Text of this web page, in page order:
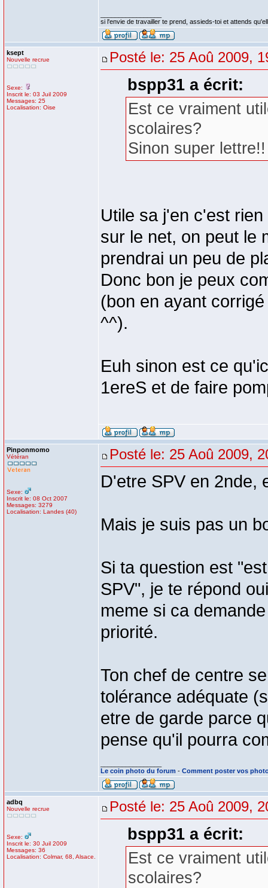
si l'envie de travailler te prend, assieds-toi et attends
ksept
Nouvelle recrue
Sexe:
Inscrit le: 03 Juil 2009
Messages: 25
Localisation: Oise
Posté le: 25 Aoû 2009,
bspp31 a écrit:
Est ce vraiment
scolaires?
Sinon super
Utile sa j'en c'est
sur le net, on peut le
prendrai un peu de
Donc bon je peux
(bon en ayant
^^).
Euh sinon est ce
1ereS et de faire
Pinponmomo
Vétéran
Sexe:
Inscrit le: 08 Oct 2007
Messages: 3279
Localisation: Landes (40)
Posté le: 25 Aoû 2009,
D'etre SPV en 2nde,
Mais je suis pas un
Si ta question est
SPV", je te répond
meme si ca
priorité.
Ton chef de centre
tolérance adéquate
etre de garde parce
pense qu'il pourra
Le coin photo du forum - Comment poster vos
adbq
Nouvelle recrue
Sexe:
Inscrit le: 30 Juil 2009
Messages: 36
Localisation: Colmar, 68, Alsace.
Posté le: 25 Aoû 2009,
bspp31 a écrit:
Est ce vraiment
scolaires?